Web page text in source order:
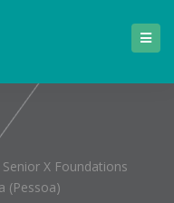
Senior X Foundations
(pessoa)